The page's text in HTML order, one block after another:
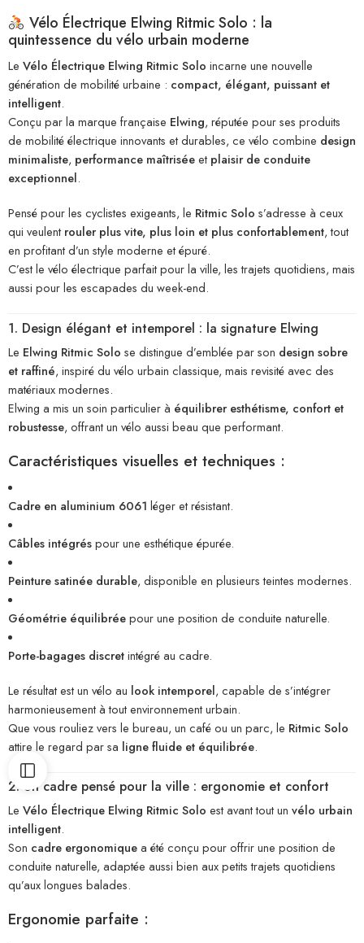
Vélo Électrique Elwing Ritmic Solo : la
quintessence du vélo urbain moderne
Le Vélo Électrique Elwing Ritmic Solo incarne une nouvelle
génération de mobilité urbaine : compact, élégant, puissant et
intelligent.
Conçu par la marque française Elwing, réputée pour ses produits
de mobilité électrique innovants et durables, ce vélo combine design
minimaliste, performance maîtriséeet plaisir de conduite
exceptionnel.
Pensé pour les cyclistes exigeants, le Ritmic Solo s’adresse à ceux
qui veulent rouler plus vite, plus loin et plus confortablement, tout
en profitant d’un style moderne et épuré.
C’est le vélo électrique parfait pour la ville, les trajets quotidiens, mais
aussi pour les escapades du week-end.
1. Design élégant et intemporel : la signature Elwing
Le Elwing Ritmic Solo se distingue d’emblée par son design sobre
et raffiné, inspiré du vélo urbain classique, mais revisité avec des
matériaux modernes.
Elwing a mis un soin particulier à équilibrer esthétisme, confort et
robustesse, offrant un vélo aussi beau que performant.
Caractéristiques visuelles et techniques :
Cadre en aluminium 6061 léger et résistant.
Câbles intégréspour une esthétique épurée.
Peinture satinée durable, disponible en plusieurs teintes modernes.
Géométrie équilibréepour une position de conduite naturelle.
Porte-bagages discretintégré au cadre.
Le résultat est un vélo au look intemporel, capable de s’intégrer
harmonieusement à tout environnement urbain.
Que vous rouliez vers le bureau, un café ou un parc, le Ritmic Solo
attire le regard par sa ligne fluide et équilibrée.
2. Un cadre pensé pour la ville : ergonomie et confort
Le Vélo Électrique Elwing Ritmic Solo est avant tout un vélo urbain
intelligent.
Son cadre ergonomiquea été conçu pour offrir une position de
conduite naturelle, adaptée aussi bien aux petits trajets quotidiens
qu’aux longues balades.
Ergonomie parfaite :